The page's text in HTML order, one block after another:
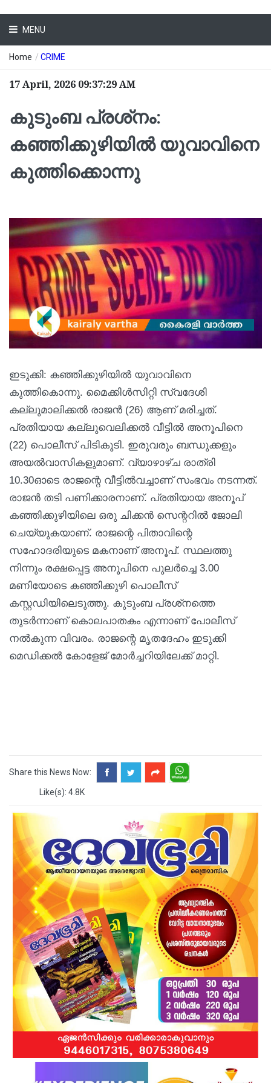
MENU
Home / CRIME
17 April, 2026 09:37:29 AM
കുടുംബ പ്രശ്‌നം:
കഞ്ഞിക്കുഴിയില്‍ യുവാവിനെ
കുത്തിക്കൊന്നു
ഇടുക്കി: കഞ്ഞിക്കുഴിയില്‍ യുവാവിനെ
കുത്തികൊന്നു. മൈക്കിള്‍സിറ്റി സ്വദേശി
കല്ലുമാലിക്കല്‍ രാജന്‍ (26) ആണ് മരിച്ചത്.
പ്രതിയായ കല്ലുവെലിക്കല്‍ വീട്ടില്‍ അനൂപിനെ
(22) പൊലീസ് പിടികൂടി. ഇരുവരും ബന്ധുക്കളും
അയല്‍വാസികളുമാണ്. വ്യാഴാഴ്ച രാത്രി
10.30ഓടെ രാജന്റെ വീട്ടില്‍വച്ചാണ് സംഭവം നടന്നത്.
രാജന്‍ തടി പണിക്കാരനാണ്. പ്രതിയായ അനൂപ്
കഞ്ഞിക്കുഴിയിലെ ഒരു ചിക്കന്‍ സെന്ററില്‍ ജോലി
ചെയ്യുകയാണ്. രാജന്റെ പിതാവിന്റെ
സഹോദരിയുടെ മകനാണ് അനൂപ്. സ്ഥലത്തു
നിന്നും രക്ഷപ്പെട്ട അനൂപിനെ പുലര്‍ച്ചെ 3.00
മണിയോടെ കഞ്ഞിക്കുഴി പൊലീസ്
കസ്റ്റഡിയിലെടുത്തു. കുടുംബ പ്രശ്‌നത്തെ
തുടര്‍ന്നാണ് കൊലപാതകം എന്നാണ് പോലീസ്
നല്‍കുന്ന വിവരം. രാജന്റെ മൃതദേഹം ഇടുക്കി
മെഡിക്കല്‍ കോളേജ് മോര്‍ച്ചറിയിലേക്ക് മാറ്റി.
Share this News Now:
Like(s): 4.8K